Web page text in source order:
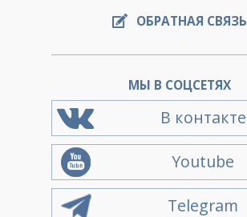
ОБРАТНАЯ СВЯЗЬ
МЫ В СОЦСЕТЯХ
В контакте
Youtube
Telegram